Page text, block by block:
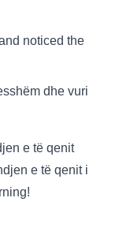
noticed the
dhe vuri
e të qenit
e të qenit i